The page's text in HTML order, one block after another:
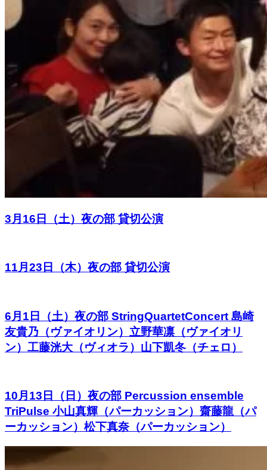
3月16日（土）夜の部 貸切公演
11月23日（木）夜の部 貸切公演
6月1日（土）夜の部 StringQuartetConcert 島崎
友貴乃（ヴァイオリン）立野華凛（ヴァイオリ
ン）工藤洸大（ヴィオラ）山下凱冬（チェロ）
10月13日（日）夜の部 Percussion ensemble
TriPulse 小山真輝（パーカッション）齋藤龍（パ
ーカッション）松下真奈（パーカッション）